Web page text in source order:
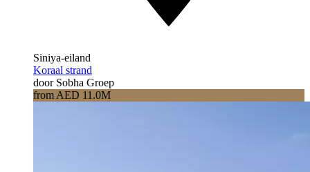
Siniya-eiland
Koraal strand
door Sobha Groep
from AED 11.0M